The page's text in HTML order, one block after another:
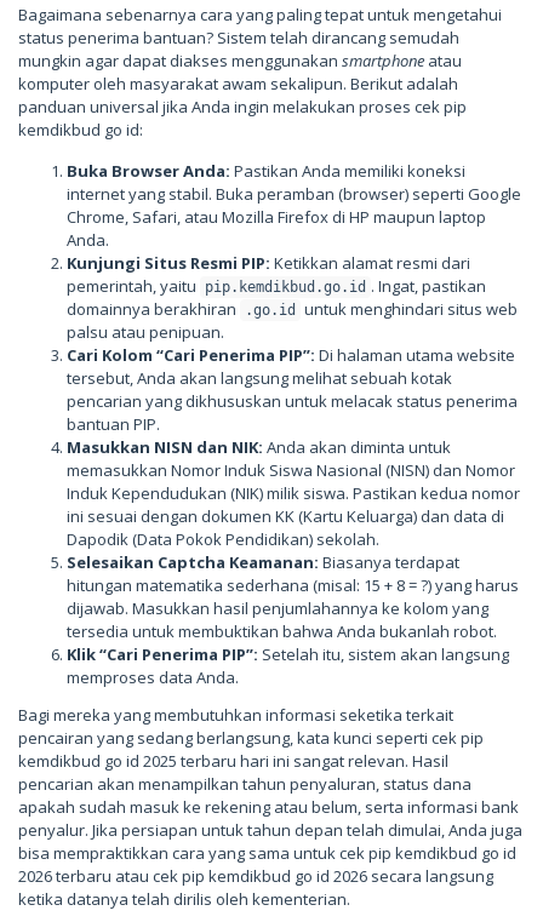
Bagaimana sebenarnya cara yang paling tepat untuk mengetahui
status penerima bantuan? Sistem telah dirancang semudah
mungkin agar dapat diakses menggunakan smartphone atau
komputer oleh masyarakat awam sekalipun. Berikut adalah
panduan universal jika Anda ingin melakukan proses cek pip
kemdikbud go id:
Buka Browser Anda: Pastikan Anda memiliki koneksi
internet yang stabil. Buka peramban (browser) seperti Google
Chrome, Safari, atau Mozilla Firefox di HP maupun laptop
Anda.
Kunjungi Situs Resmi PIP: Ketikkan alamat resmi dari
pemerintah, yaitu
pip.kemdikbud.go.id . Ingat, pastikan
domainnya berakhiran
.go.id
untuk menghindari situs web
palsu atau penipuan.
Cari Kolom “Cari Penerima PIP”: Di halaman utama website
tersebut, Anda akan langsung melihat sebuah kotak
pencarian yang dikhususkan untuk melacak status penerima
bantuan PIP.
Masukkan NISN dan NIK: Anda akan diminta untuk
memasukkan Nomor Induk Siswa Nasional (NISN) dan Nomor
Induk Kependudukan (NIK) milik siswa. Pastikan kedua nomor
ini sesuai dengan dokumen KK (Kartu Keluarga) dan data di
Dapodik (Data Pokok Pendidikan) sekolah.
Selesaikan Captcha Keamanan: Biasanya terdapat
hitungan matematika sederhana (misal: 15 + 8 = ?) yang harus
dijawab. Masukkan hasil penjumlahannya ke kolom yang
tersedia untuk membuktikan bahwa Anda bukanlah robot.
Klik “Cari Penerima PIP”: Setelah itu, sistem akan langsung
memproses data Anda.
Bagi mereka yang membutuhkan informasi seketika terkait
pencairan yang sedang berlangsung, kata kunci seperti cek pip
kemdikbud go id 2025 terbaru hari ini sangat relevan. Hasil
pencarian akan menampilkan tahun penyaluran, status dana
apakah sudah masuk ke rekening atau belum, serta informasi bank
penyalur. Jika persiapan untuk tahun depan telah dimulai, Anda juga
bisa mempraktikkan cara yang sama untuk cek pip kemdikbud go id
2026 terbaru atau cek pip kemdikbud go id 2026 secara langsung
ketika datanya telah dirilis oleh kementerian.